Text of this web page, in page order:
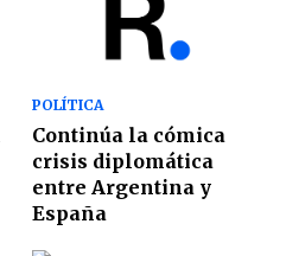
POLÍTICA
Continúa la cómica
crisis diplomática
entre Argentina y
España